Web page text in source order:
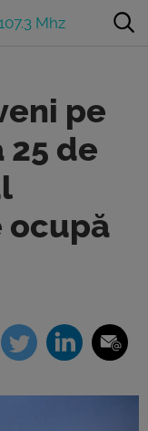
Mhz
pe
de
ocupă